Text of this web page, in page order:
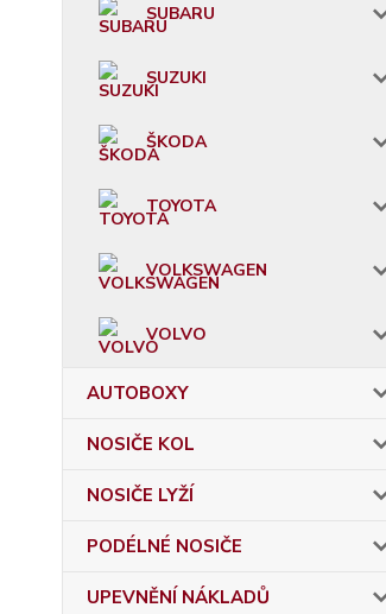
SUBARU
SUZUKI
ŠKODA
TOYOTA
VOLKSWAGEN
VOLVO
AUTOBOXY
NOSIČE KOL
NOSIČE LYŽÍ
PODÉLNÉ NOSIČE
UPEVNĚNÍ NÁKLADŮ